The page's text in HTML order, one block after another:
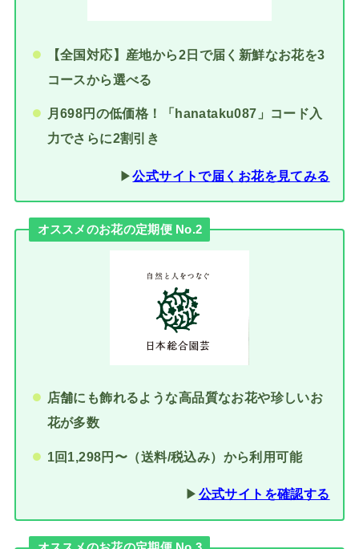
【全国対応】産地から2日で届く新鮮なお花を3
コースから選べる
月698円の低価格！「hanataku087」コード入
力でさらに2割引き
▶︎公式サイトで届くお花を見てみる
オススメのお花の定期便 No.2
店舗にも飾れるような高品質なお花や珍しいお
花が多数
1回1,298円〜（送料/税込み）から利用可能
▶︎ 公式サイトを確認する